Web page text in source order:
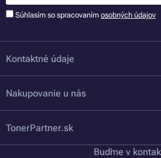
Súhlasím so spracovaním osobných údajov
Kontaktné údaje
Nakupovanie u nás
TonerPartner.sk
Buďme v